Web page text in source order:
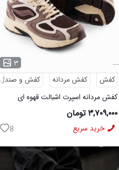
۳
...
کفش
کفش مردانه
کفش و صندل
کفش مردانه اسپرت اشبالت قهوه ای
Saucony مدل 50786
۳,۷۰۹,۰۰۰ تومان
خرید سریع 8